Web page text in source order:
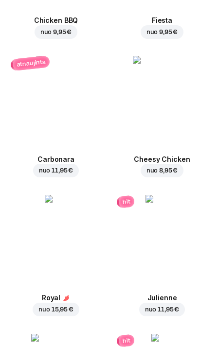
Chicken BBQ
nuo9,95 €
Fiesta
nuo9,95 €
atnaujinta
Carbonara
nuo11,95 €
Cheesy Chicken
nuo8,95 €
Royal
nuo 15,95 €
hit
Julienne
nuo11,95 €
hit